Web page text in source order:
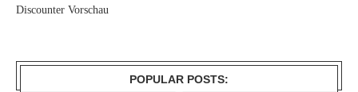
Discounter Vorschau
POPULAR POSTS: